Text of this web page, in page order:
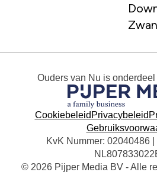
Ouders van Nu is onderdeel
Cookiebeleid Privacybeleid
KvK Nummer: 02040486
© 2026 Pijper Media BV - Alle